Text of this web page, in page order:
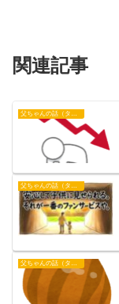
関連記事
父ちゃんの話（タイガース）
父ちゃんの話（タイガース）